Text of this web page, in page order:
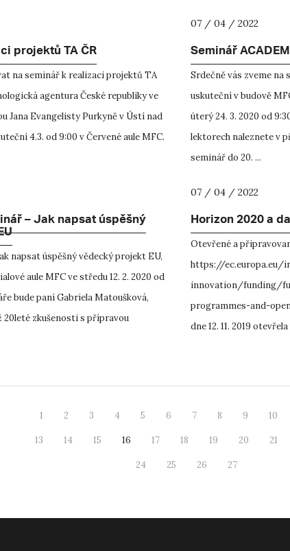
projektů TA ČR
na seminář k realizaci projektů TA
agentura České republiky ve
Jana Evangelisty Purkyně v Ústí nad
4.3. od 9:00 v Červené aule MFC.
07 / 04 / 2022
Seminář
Srdečně vás zveme
uskuteční v budově
úterý 24. 3. 2020 od
lektorech naleznete v
seminář do 20. ...
– Jak napsat úspěšný
napsat úspěšný vědecký projekt EU,
aule MFC ve středu 12. 2. 2020 od
bude paní Gabriela Matoušková,
20leté zkušenosti s přípravou
07 / 04 / 2022
Horizon 2020 a
Otevřené a
https://ec.europa.eu/
innovation/funding/
programmes-and-
dne 12. 11. 2019
1 2 3 4 5 6 7 8 9 10
13 14 15 16 17 18 19 20 21
24 25 26 27